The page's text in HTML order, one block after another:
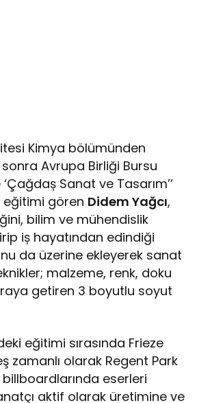
Kimya bölümünden
Avrupa Birliği Bursu
‘Çağdaș Sanat ve Tasarım’’
eğitimi gören Didem Yağcı,
bilim ve mühendislik
iș hayatından edindiği
da üzerine ekleyerek sanat
malzeme, renk, doku
getiren 3 boyutlu soyut
eğitimi sırasında Frieze
zamanlı olarak Regent Park
eserleri
aktif olarak üretimine ve